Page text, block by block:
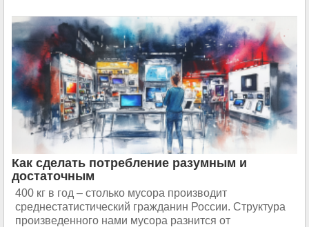
Как сделать потребление разумным и
достаточным
400 кг в год – столько мусора производит
среднестатистический гражданин России. Структура
произведенного нами мусора разнится от